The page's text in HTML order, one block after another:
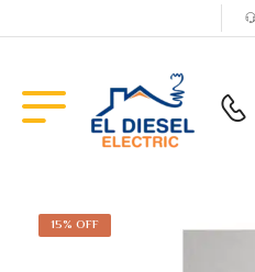
15% OFF